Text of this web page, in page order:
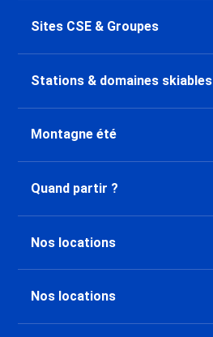
Sites CSE & Groupes
Stations & domaines skiables
Montagne été
Quand partir ?
Nos locations
Nos locations